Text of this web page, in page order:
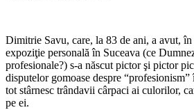
Dimitrie Savu, care, la 83 de ani, a avut,
expoziţie personală în Suceava (ce
profesionale?) s-a născut pictor şi pictor
disputelor gomoase despre
tot stârnesc trândavii cârpaci ai culorilor,
pe ei.